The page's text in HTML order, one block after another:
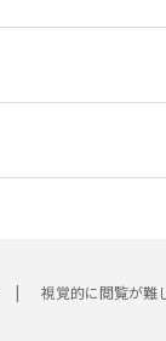
視覚的に閲覧が難